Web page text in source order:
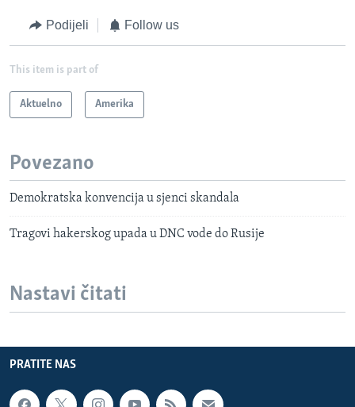
Podijeli Follow us
This item is part of
Aktuelno Amerika
Povezano
Demokratska konvencija u sjenci skandala
Tragovi hakerskog upada u DNC vode do Rusije
Nastavi čitati
PRATITE NAS